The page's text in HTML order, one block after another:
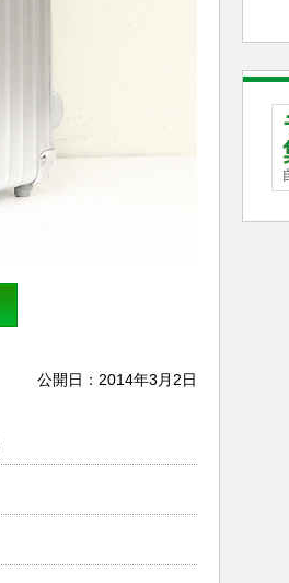
公開日： 2014年3月2日